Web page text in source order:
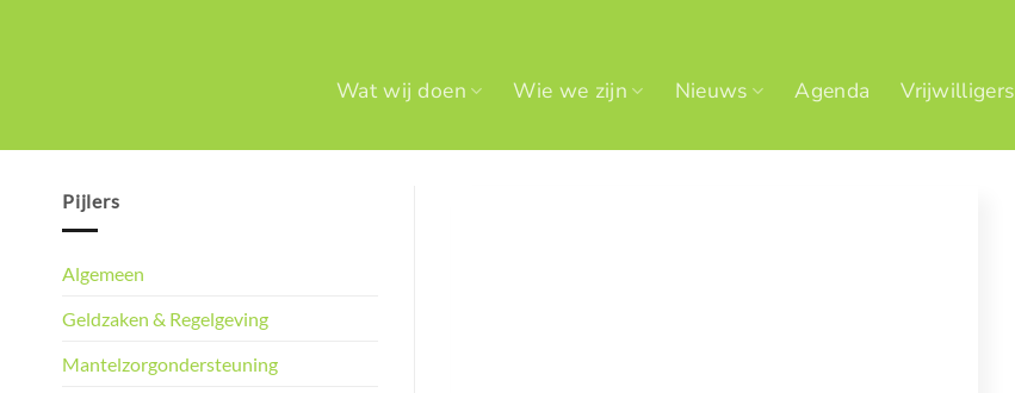
Wat wij doen Wie we zijn Nieuws Agenda Vrijwilligers
Pijlers
Algemeen
Geldzaken & Regelgeving
Mantelzorgondersteuning